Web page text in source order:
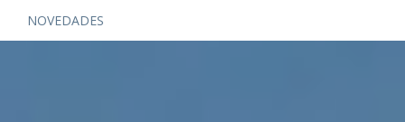
NOVEDADES